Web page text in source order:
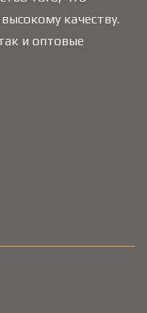
качеству.
и оптовые